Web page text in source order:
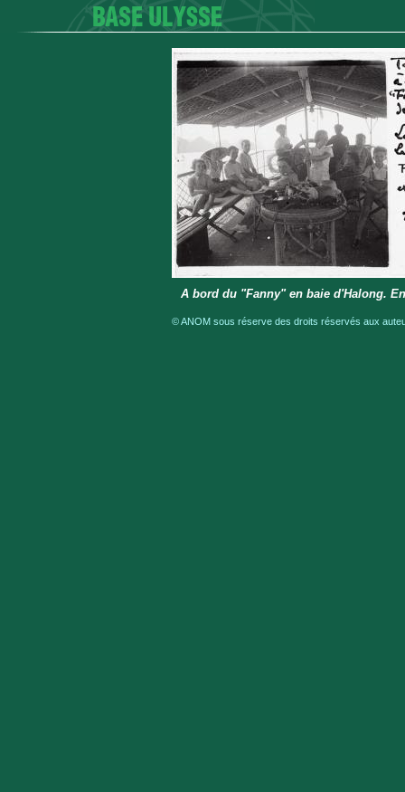
A bord du "Fanny" en baie d'Halong.
© ANOM sous réserve des droits réservés aux